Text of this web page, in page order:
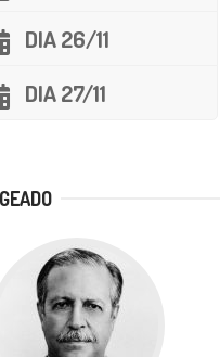
DIA 26/11
DIA 27/11